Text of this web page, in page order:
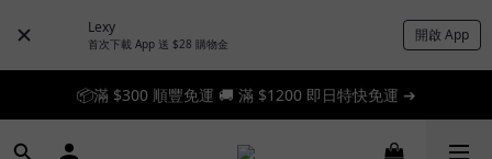
Lexy
首次下載 App 送 $28 購物金 開啟 App
📦滿 $300 順豐免運 🚚 滿 $1200 即日特快免運 ➔
📦滿 $300 順豐免運 🚚 滿 $1200 即日特快免運 ➔
🎉 新人首單享 88 折，快來領券加入！➔